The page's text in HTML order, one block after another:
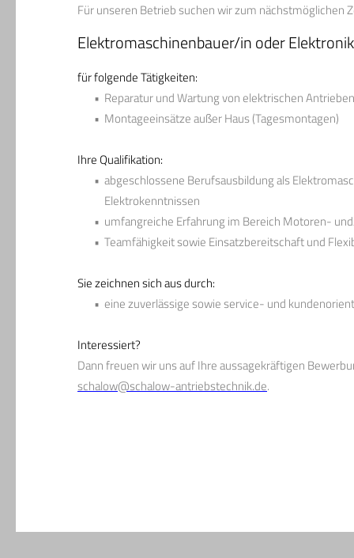
Für unseren Betrieb suchen wir zum nächstmöglichen
Elektromaschinenbauer/in oder
für folgende Tätigkeiten:
Reparatur und Wartung von elektrischen Antrieben
Montageeinsätze außer Haus (Tagesmontagen)
Ihre Qualifikation:
abgeschlossene Berufsausbildung als
Elektrokenntnissen
umfangreiche Erfahrung im Bereich Motoren-
Teamfähigkeit sowie Einsatzbereitschaft und
Sie zeichnen sich aus durch:
eine zuverlässige sowie service- und
Interessiert?
Dann freuen wir uns auf Ihre aussagekräftigen
schalow@schalow-antriebstechnik.de.